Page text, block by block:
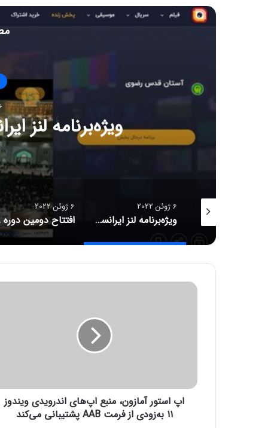
افتتاح دومین دوره
6 ژوئن 2022
افتتاح دومین دوره طرح پژوهانه همراه با هدف حمایت از دانشجویان مستعد
6 ژوئن 2022
ا
م
اپ استور آمازون، منبع اپ‌های اندرویدی ویندوز
۱۱ به‌زودی از فرمت AAB پشتیبانی می‌کند